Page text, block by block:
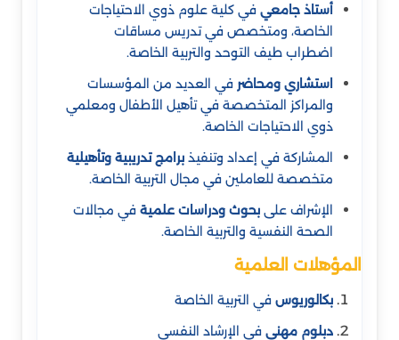
أستاذ جامعي في كلية علوم ذوي الاحتياجات
الخاصة، ومتخصص في تدريس مساقات
اضطراب طيف التوحد والتربية الخاصة.
استشاري ومحاضر في العديد من المؤسسات
والمراكز المتخصصة في تأهيل الأطفال ومعلمي
ذوي الاحتياجات الخاصة.
المشاركة في إعداد وتنفيذ برامج تدريبية وتأهيلية
متخصصة للعاملين في مجال التربية الخاصة.
الإشراف على بحوث ودراسات علمية في مجالات
الصحة النفسية والتربية الخاصة.
المؤهلات العلمية
بكالوريوس في التربية الخاصة
دبلوم مهني في الإرشاد النفسي